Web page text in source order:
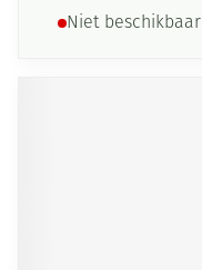
Niet beschikbaar